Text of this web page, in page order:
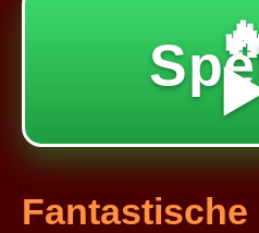
Fantastische